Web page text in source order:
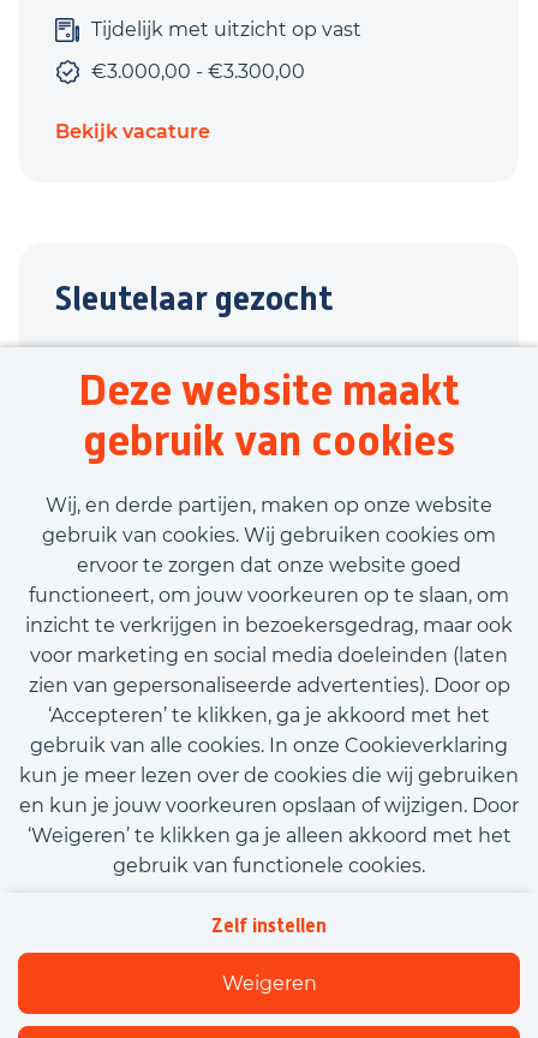
Deze website maakt
gebruik van cookies
Wij, en derde partijen, maken op onze website
gebruik van cookies. Wij gebruiken cookies om
ervoor te zorgen dat onze website goed
functioneert, om jouw voorkeuren op te slaan, om
inzicht te verkrijgen in bezoekersgedrag, maar ook
voor marketing en social media doeleinden (laten
zien van gepersonaliseerde advertenties). Door op
‘Accepteren’ te klikken, ga je akkoord met het
gebruik van alle cookies. In onze Cookieverklaring
kun je meer lezen over de cookies die wij gebruiken
en kun je jouw voorkeuren opslaan of wijzigen. Door
‘Weigeren’ te klikken ga je alleen akkoord met het
gebruik van functionele cookies.
Zelf instellen
Weigeren
Tijdelijk met uitzicht op vast
€3.000,00 - €3.300,00
Bekijk vacature
Sleutelaar gezocht
Techniek
32 uur
€3.021,20 - €3.790,80
Bekijk vacature
Call-to-action bij meer vacatures
Kom met ons in contact
Cookies
Flexfamily